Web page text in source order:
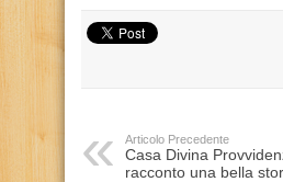
Articolo Precedente
Casa Divina
racconto una bella